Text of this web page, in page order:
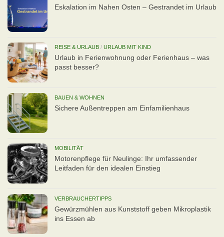
Eskalation im Nahen Osten – Gestrandet im Urlaub
REISE & URLAUB / URLAUB MIT KIND
Urlaub in Ferienwohnung oder Ferienhaus – was
passt besser?
BAUEN & WOHNEN
Sichere Außentreppen am Einfamilienhaus
MOBILITÄT
Motorenpflege für Neulinge: Ihr umfassender
Leitfaden für den idealen Einstieg
VERBRAUCHERTIPPS
Gewürzmühlen aus Kunststoff geben Mikroplastik
ins Essen ab